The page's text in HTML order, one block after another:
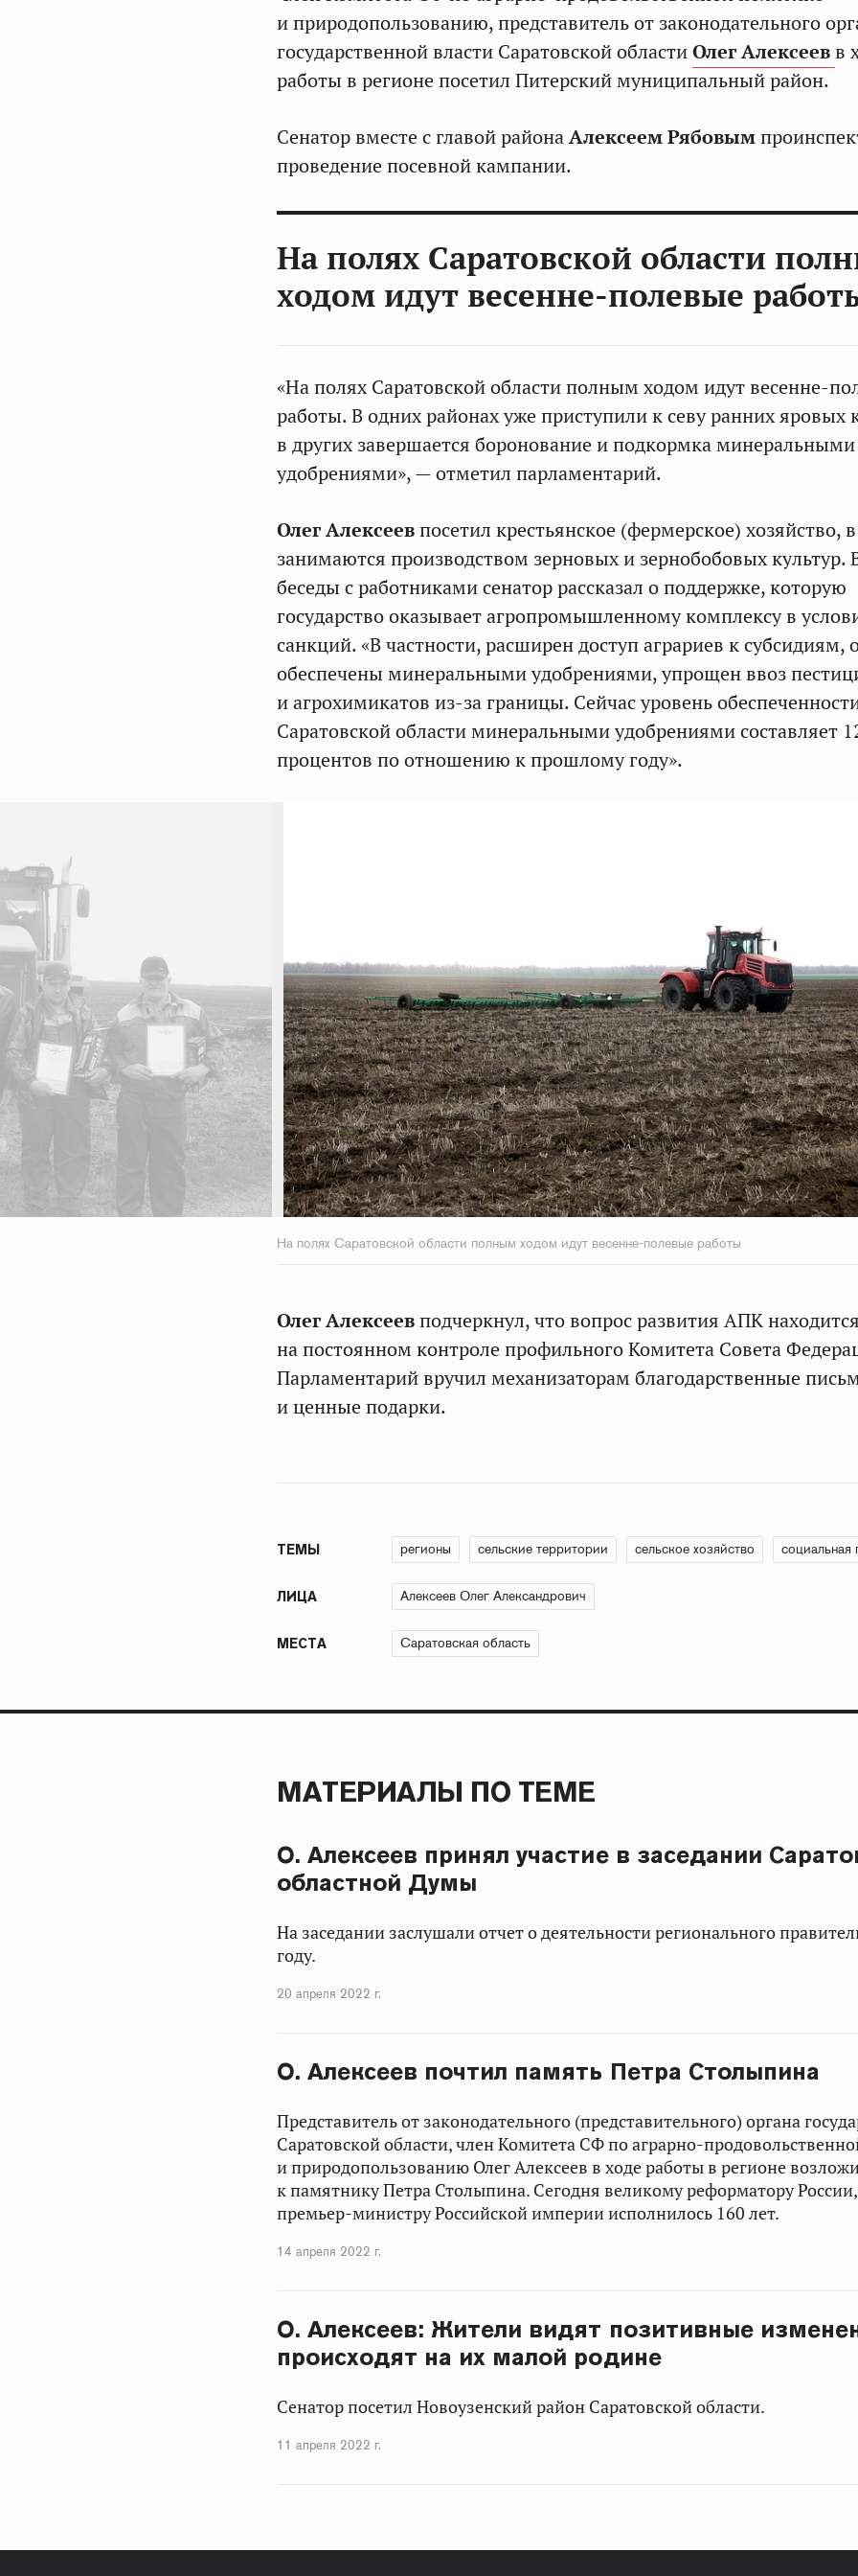
и природопользованию, представитель от законодательного
государственной власти Саратовской областиОлег Алексеевв
работы в регионе посетил Питерский муниципальный район.
Сенатор вместе с главой районаАлексеем Рябовым
проведение посевной кампании.
На полях Саратовской области
ходом идут весенне-полевые
«На полях Саратовской области полным ходом идут весенне-
работы. В одних районах уже приступили к севу ранних яровых
в других завершается боронование и подкормка минеральными
удобрениями», — отметил парламентарий.
Олег Алексеевпосетил крестьянское (фермерское) хозяйство,
занимаются производством зерновых и зернобобовых культур.
беседы с работниками сенатор рассказал о поддержке, которую
государство оказывает агропромышленному комплексу в
санкций. «В частности, расширен доступ аграриев к субсидиям,
обеспечены минеральными удобрениями, упрощен ввоз
и агрохимикатов из‑за границы. Сейчас уровень
Саратовской области минеральными удобрениями составляет
процентов по отношению к прошлому году».
На полях Саратовской области полным ходом идут весенне-полевые работы
Олег Алексеевподчеркнул, что вопрос развития АПК находится
на постоянном контроле профильного Комитета Совета
Парламентарий вручил механизаторам благодарственные
и ценные подарки.
ТЕМЫ регионы сельские территории сельское хозяйство социальная
ЛИЦА Алексеев Олег Александрович
МЕСТА Саратовская область
МАТЕРИАЛЫ ПО ТЕМЕ
О. Алексеев принял участие в заседании
областной Думы
На заседании заслушали отчет о деятельности регионального
году.
20 апреля 2022 г.
О. Алексеев почтил память Петра Столыпина
Представитель от законодательного (представительного) органа
Саратовской области, член Комитета СФ по аграрно-
и природопользованию Олег Алексеев в ходе работы в регионе
к памятнику Петра Столыпина. Сегодня великому реформатору
премьер-министру Российской империи исполнилось 160 лет.
14 апреля 2022 г.
О. Алексеев: Жители видят позитивные
происходят на их малой родине
Сенатор посетил Новоузенский район Саратовской области.
11 апреля 2022 г.